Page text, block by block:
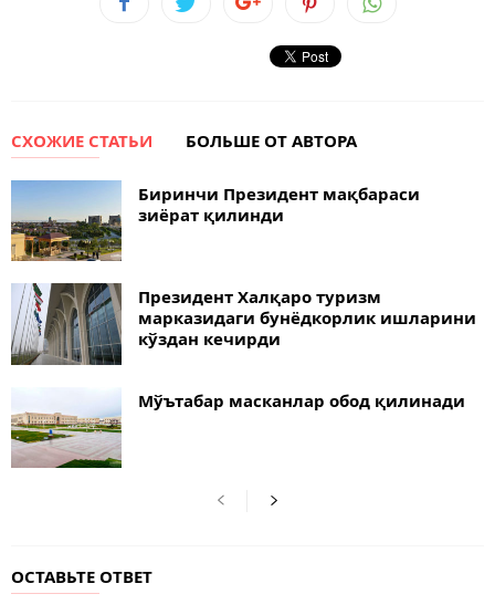
СХОЖИЕ СТАТЬИ БОЛЬШЕ ОТ АВТОРА
Биринчи Президент мақбараси
зиёрат қилинди
Президент Халқаро туризм
марказидаги бунёдкорлик ишларини
кўздан кечирди
Мўътабар масканлар обод қилинади
ОСТАВЬТЕ ОТВЕТ